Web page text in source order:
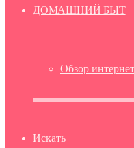
ДОМАШНИЙ БЫТ
Обзор
Искать